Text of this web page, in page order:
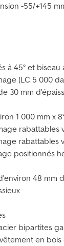
-55/+145
à 45° et
(LC 5 000
30 mm
1 000 mm x
rabattables
rabattables
positionnés
48 mm
bipartites
en